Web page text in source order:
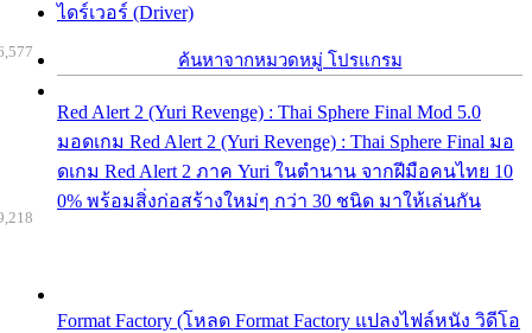
ไดร์เวอร์ (Driver)
ค้นหาจากหมวดหมู่ โปรแกรม
Red Alert 2 (Yuri Revenge) : Thai Sphere Final Mod 5.0
มอดเกม Red Alert 2 (Yuri Revenge) : Thai Sphere Final มอ
ดเกม Red Alert 2 ภาค Yuri ในตำนาน จากฝีมือคนไทย 10
0% พร้อมสิ่งก่อสร้างใหม่ๆ กว่า 30 ชนิด มาให้เล่นกัน
Format Factory (โหลด Format Factory แปลงไฟล์หนัง วิดีโอ